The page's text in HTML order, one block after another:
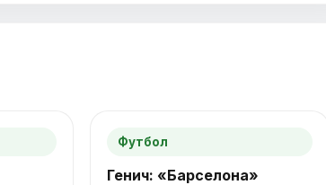
Футбол
Генич: «Барселона»